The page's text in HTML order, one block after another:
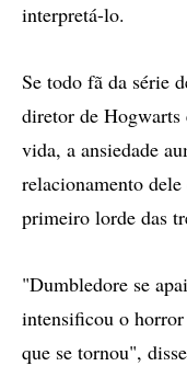
interpretá-lo.
Se todo fã da série
diretor de Hogwarts
vida, a ansiedade
relacionamento
primeiro lorde das
"Dumbledore se
intensificou o
que se tornou",